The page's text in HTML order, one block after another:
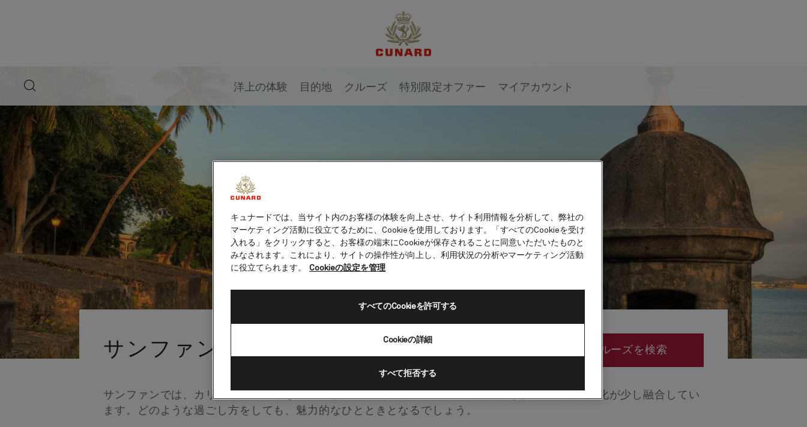
search
button
洋上の体験 目的地 クルーズ 特別限定オファー マイアカウント
サンファン（プエルトリコ）
サンファンでは、カリブ海の穏やかなリズムと4世紀にわたるスペインの影響、そしてアメリカ文化が少し融合してい
ます。どのような過ごし方をしても、魅力的なひとときとなるでしょう。
クルーズを検索
キュナードでは、当サイト内のお客様の体験を向上させ、サイト利用情報を分析して、弊社の
マーケティング活動に役立てるために、Cookieを使用しております。「すべてのCookieを受け
入れる」をクリックすると、お客様の端末にCookieが保存されることに同意いただいたものと
みなされます。これにより、サイトの操作性が向上し、利用状況の分析やマーケティング活動
に役立てられます。
Cookieの設定を管理
Cookieの詳細
すべて拒否する
すべてのCookieを許可する